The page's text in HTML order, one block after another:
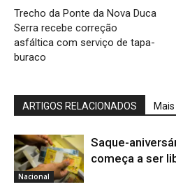
Trecho da Ponte da Nova Duca
Serra recebe correção
asfáltica com serviço de tapa-
buraco
ARTIGOS RELACIONADOS
Nacional
Saque-
começa a ser